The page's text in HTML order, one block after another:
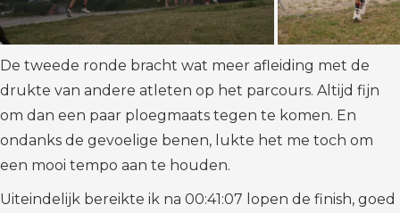
De tweede ronde bracht wat meer afleiding met de
drukte van andere atleten op het parcours. Altijd fijn
om dan een paar ploegmaats tegen te komen. En
ondanks de gevoelige benen, lukte het me toch om
een mooi tempo aan te houden.
Uiteindelijk bereikte ik na 00:41:07 lopen de finish, goed